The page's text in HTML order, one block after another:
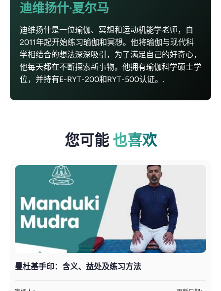
迪维扬什·夏尔马
迪维扬什是一位瑜伽、冥想和运动机能学老师，自
2011年起开始练习瑜伽和冥想。他将瑜伽与现代科
学相结合的想法深深吸引，为了满足自己的好奇心，
他每天都在不断探索新事物。他拥有瑜伽科学硕士学
位，并持有E-RYT-200和RYT-500认证。.
您可能 也喜欢
曼杜基手印：含义、益处及练习方法